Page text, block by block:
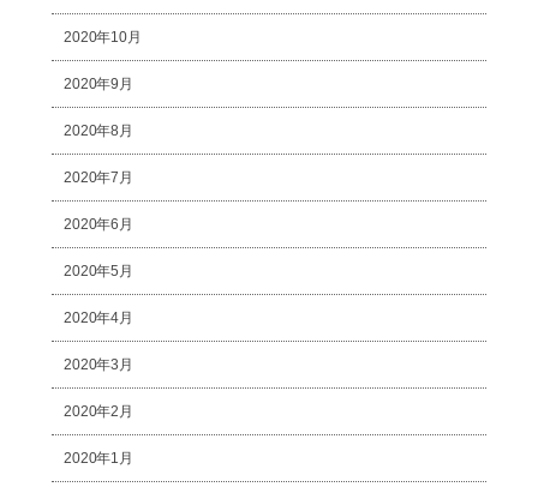
2020年10月
2020年9月
2020年8月
2020年7月
2020年6月
2020年5月
2020年4月
2020年3月
2020年2月
2020年1月